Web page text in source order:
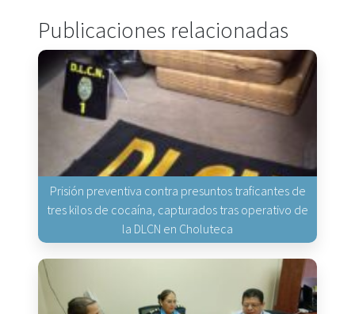
Publicaciones relacionadas
Prisión preventiva contra presuntos traficantes de
tres kilos de cocaína, capturados tras operativo de
la DLCN en Choluteca